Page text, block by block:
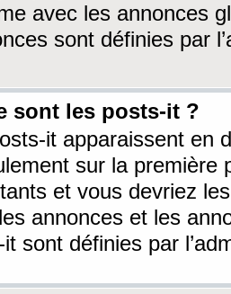
avec les annonces
sont définies par
sont les posts-it ?
it apparaissent en
sur la première
et vous devriez
annonces et les
sont définies par